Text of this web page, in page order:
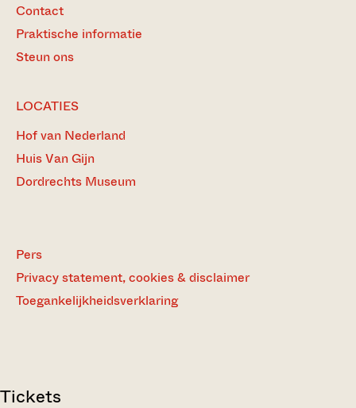
Contact
Praktische informatie
Steun ons
LOCATIES
Hof van Nederland
Huis Van Gijn
Dordrechts Museum
Pers
Privacy statement, cookies & disclaimer
Toegankelijkheidsverklaring
Tickets